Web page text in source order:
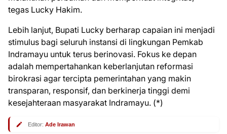
tegas Lucky Hakim.
Lebih lanjut, Bupati Lucky berharap capaian ini menjadi
stimulus bagi seluruh instansi di lingkungan Pemkab
Indramayu untuk terus berinovasi. Fokus ke depan
adalah mempertahankan keberlanjutan reformasi
birokrasi agar tercipta pemerintahan yang makin
transparan, responsif, dan berkinerja tinggi demi
kesejahteraan masyarakat Indramayu. (*)
Editor: Ade Irawan